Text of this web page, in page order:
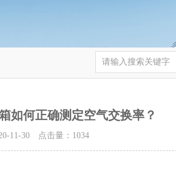
如何正确测定空气交换率？
11-30 点击量： 1034